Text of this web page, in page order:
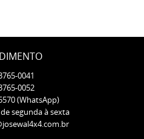
0041
0052
(WhatsApp)
segunda à sexta